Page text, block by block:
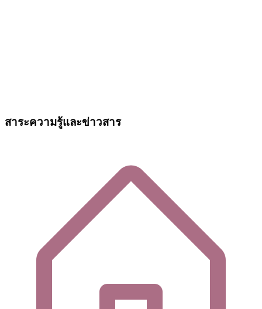
สาระความรู้และข่าวสาร